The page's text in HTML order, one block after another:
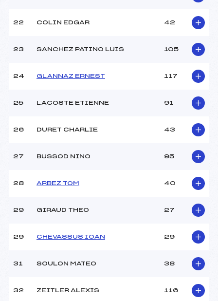
22 COLIN EDGAR 42
23 SANCHEZ PATINO LUIS 105
24 GLANNAZ ERNEST 117
25 LACOSTE ETIENNE 91
26 DURET CHARLIE 43
27 BUSSOD NINO 95
28 ARBEZ TOM 40
29 GIRAUD THEO 27
29 CHEVASSUS IOAN 29
31 SOULON MATEO 38
32 ZEITLER ALEXIS 116